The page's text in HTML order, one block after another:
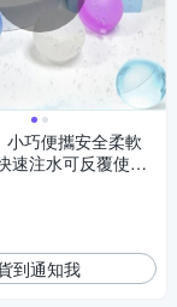
小巧便攜安全柔軟
速注水可反覆使用
2入組
到通知我